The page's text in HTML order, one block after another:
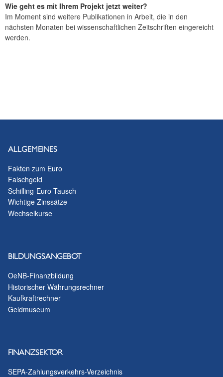
Wie geht es mit Ihrem Projekt jetzt weiter?
Im Moment sind weitere Publikationen in Arbeit, die in den
nächsten Monaten bei wissenschaftlichen Zeitschriften eingereicht
werden.
ALLGEMEINES
Fakten zum Euro
Falschgeld
Schilling-Euro-Tausch
Wichtige Zinssätze
Wechselkurse
BILDUNGSANGEBOT
OeNB-Finanzbildung
Historischer Währungsrechner
Kaufkraftrechner
Geldmuseum
FINANZSEKTOR
SEPA-Zahlungsverkehrs-Verzeichnis